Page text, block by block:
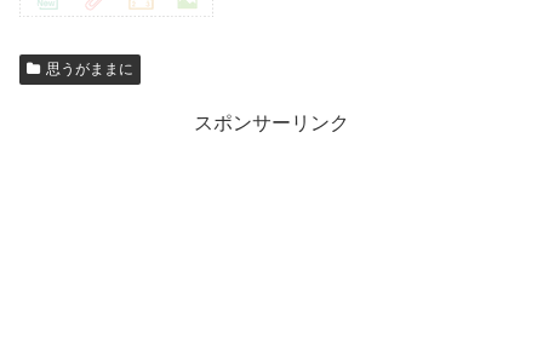
思うがままに
スポンサーリンク